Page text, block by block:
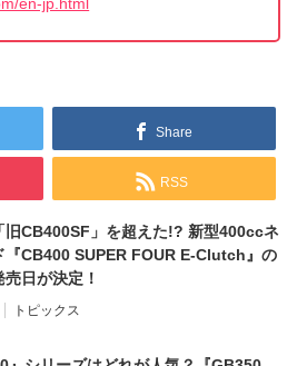
Share
RSS
旧CB400SF」を超えた!? 新型400ccネ
『CB400 SUPER FOUR E-Clutch』の
日が決定！
トピックス